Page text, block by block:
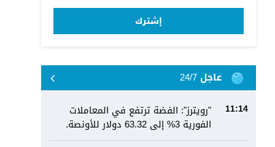
إشترك
عاجل 24/7
11:14
"رويترز": الفضة ترتفع في المعاملات
الفورية 3% إلى 63.32 دولار للأونصة.